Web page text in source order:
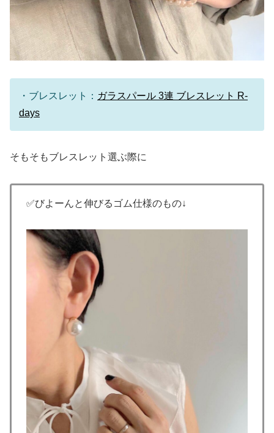
・ブレスレット： ガラスパール 3連 ブレスレット R-
days
そもそもブレスレット選ぶ際に
✅びよーんと伸びるゴム仕様のもの↓